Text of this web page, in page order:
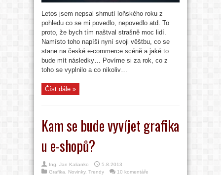
Letos jsem nepsal shrnutí loňského roku z
pohledu co se mi povedlo, nepovedlo atd. To
proto, že bych tím naštval strašně moc lidí.
Namísto toho napíši nyní svoji věštbu, co se
stane na české e-commerce scéně a jaké to
bude mít následky… Povíme si za rok, co z
toho se vyplnilo a co nikoliv…
Číst dále »
Kam se bude vyvíjet grafika
u e-shopů?
Ing. Jan Kalianko
5.8.2013
Grafika
Novinky, Trendy
10 komentáře